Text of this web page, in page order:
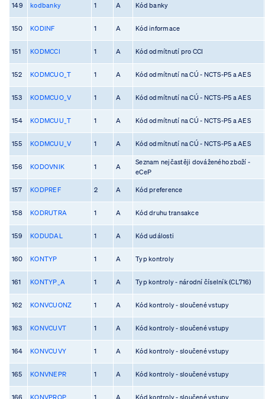
149 kodbanky 1 A Kód banky
150 KODINF 1 A Kód informace
151 KODMCCI 1 A Kód odmítnutí pro CCI
152 KODMCUO_T 1 A Kód odmítnutí na CÚ - NCTS-P5 a AES
153 KODMCUO_V 1 A Kód odmítnutí na CÚ - NCTS-P5 a AES
154 KODMCUU_T 1 A Kód odmítnutí na CÚ - NCTS-P5 a AES
155 KODMCUU_V 1 A Kód odmítnutí na CÚ - NCTS-P5 a AES
156 KODOVNIK 1 A
Seznam nejčastěji dováženého zboží -
eCeP
157 KODPREF 2 A Kód preference
158 KODRUTRA 1 A Kód druhu transakce
159 KODUDAL 1 A Kód události
160 KONTYP 1 A Typ kontroly
161 KONTYP_A 1 A Typ kontroly - národní číselník (CL716)
162 KONVCUONZ 1 A Kód kontroly - sloučené vstupy
163 KONVCUVT 1 A Kód kontroly - sloučené vstupy
164 KONVCUVY 1 A Kód kontroly - sloučené vstupy
165 KONVNEPR 1 A Kód kontroly - sloučené vstupy
166 KONVPROP 1 A Kód kontroly - sloučené vstupy